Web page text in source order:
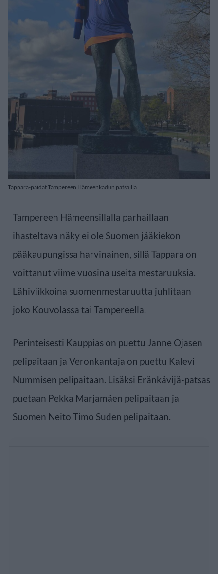
Tappara-paidat Tampereen Hämeenkadun patsailla
Tampereen Hämeensillalla parhaillaan
ihasteltava näky ei ole Suomen jääkiekon
pääkaupungissa harvinainen, sillä Tappara on
voittanut viime vuosina useita mestaruuksia.
Lähiviikkoina suomenmestaruutta juhlitaan
joko Kouvolassa tai Tampereella.
Perinteisesti Kauppias on puettu Janne Ojasen
pelipaitaan ja Veronkantaja on puettu Kalevi
Nummisen pelipaitaan. Lisäksi Eränkävijä-patsas
puetaan Pekka Marjamäen pelipaitaan ja
Suomen Neito Timo Suden pelipaitaan.